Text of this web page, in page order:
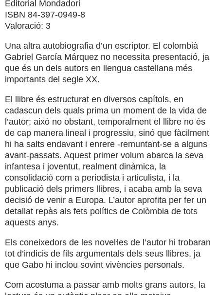
Editorial Mondadori
ISBN 84-397-0949-8
Valoració: 3
Una altra autobiografia d’un escriptor. El colombià
Gabriel García Márquez no necessita presentació, ja
que és un dels autors en llengua castellana més
importants del segle XX.
El llibre és estructurat en diversos capítols, en
cadascun dels quals prima un moment de la vida de
l’autor; això no obstant, temporalment el llibre no és
de cap manera lineal i progressiu, sinó que fàcilment
hi ha salts endavant i enrere -remuntant-se a alguns
avant-passats. Aquest primer volum abarca la seva
infantesa i joventut, realment dinàmica, la
consolidació com a periodista i articulista, i la
publicació dels primers llibres, i acaba amb la seva
decisió de venir a Europa. L’autor aprofita per fer un
detallat repàs als fets polítics de Colòmbia de tots
aquests anys.
Els coneixedors de les noveŀles de l’autor hi trobaran
tot d’indicis de fils argumentals dels seus llibres, ja
que Gabo hi inclou sovint vivències personals.
Com acostuma a passar amb molts grans autors, la